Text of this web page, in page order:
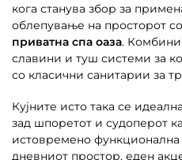
кога станува збор за
облепување на просторот
приватна спа оаза.
славини и туш системи за
со класични санитарии за
Кујните исто така се
зад шпоретот и судоперот
истовремено
дневниот простор, еден